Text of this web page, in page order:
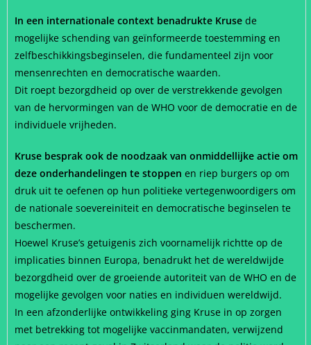
In een internationale context benadrukte Kruse de
mogelijke schending van geïnformeerde toestemming en
zelfbeschikkingsbeginselen, die fundamenteel zijn voor
mensenrechten en democratische waarden.
Dit roept bezorgdheid op over de verstrekkende gevolgen
van de hervormingen van de WHO voor de democratie en de
individuele vrijheden.
Kruse besprak ook de noodzaak van onmiddellijke actie om
deze onderhandelingen te stoppen en riep burgers op om
druk uit te oefenen op hun politieke vertegenwoordigers om
de nationale soevereiniteit en democratische beginselen te
beschermen.
Hoewel Kruse’s getuigenis zich voornamelijk richtte op de
implicaties binnen Europa, benadrukt het de wereldwijde
bezorgdheid over de groeiende autoriteit van de WHO en de
mogelijke gevolgen voor naties en individuen wereldwijd.
In een afzonderlijke ontwikkeling ging Kruse in op zorgen
met betrekking tot mogelijke vaccinmandaten, verwijzend